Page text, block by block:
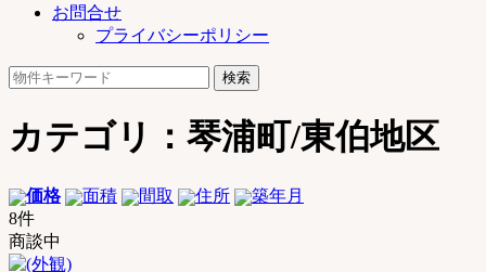
郡
浦
町
土
地
売
買・
お問合せ
プライバシーポリシー
検
カテゴリ：琴浦町/東伯地区
価格 面積 間取 住所
築年月
8件
商談中